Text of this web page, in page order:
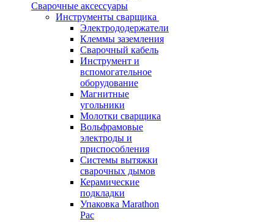
Сварочные аксессуары
Инструменты сварщика
Электрододержатели
Клеммы заземления
Сварочный кабель
Инструмент и
вспомогательное
оборудование
Магнитные
угольники
Молотки сварщика
Вольфрамовые
электроды и
приспособления
Системы вытяжки
сварочных дымов
Керамические
подкладки
Упаковка Marathon
Pac